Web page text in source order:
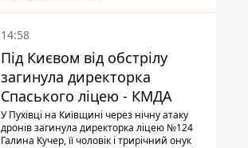
14:58
Під Києвом від обстрілу
загинула директорка
Спаського ліцею - КМДА
У Пухівці на Київщині через нічну атаку
дронів загинула директорка ліцею №124
Галина Кучер, її чоловік і трирічний онук